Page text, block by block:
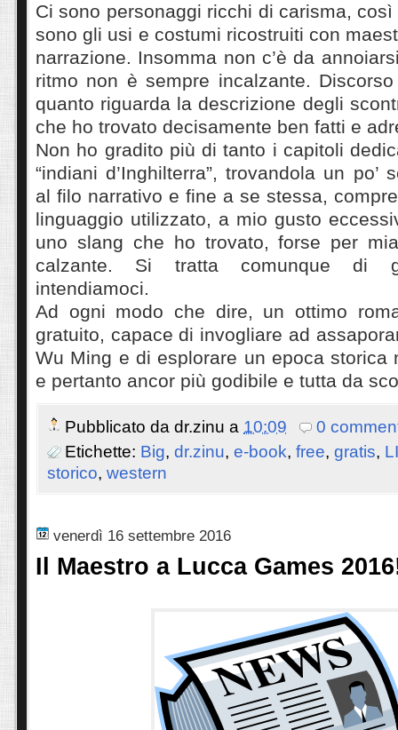
Ci sono personaggi ricchi di carisma,
sono gli usi e costumi ricostruiti con
narrazione. Insomma non c’è da
ritmo non è sempre incalzante.
quanto riguarda la descrizione degli
che ho trovato decisamente ben fatti e
Non ho gradito più di tanto i capitoli
“indiani d’Inghilterra”, trovandola un po’
al filo narrativo e fine a se stessa,
linguaggio utilizzato, a mio gusto
uno slang che ho trovato, forse per
calzante. Si tratta comunque di
intendiamoci.
Ad ogni modo che dire, un ottimo
gratuito, capace di invogliare ad
Wu Ming e di esplorare un epoca storica
e pertanto ancor più godibile e tutta da
Pubblicato da dr.zinu a 10:09
0
Etichette: Big, dr.zinu, e-book, free, gratis,
storico, western
venerdì 16 settembre 2016
Il Maestro a Lucca Games